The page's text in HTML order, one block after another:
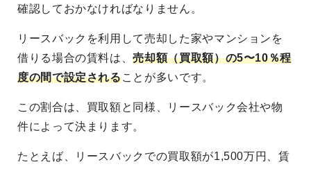
確認しておかなければなりません。
リースバックを利用して売却した家やマンションを
借りる場合の賃料は、売却額（買取額）の5〜10％程
度の間で設定されることが多いです。
この割合は、買取額と同様、リースバック会社や物
件によって決まります。
たとえば、リースバックでの買取額が1,500万円、賃